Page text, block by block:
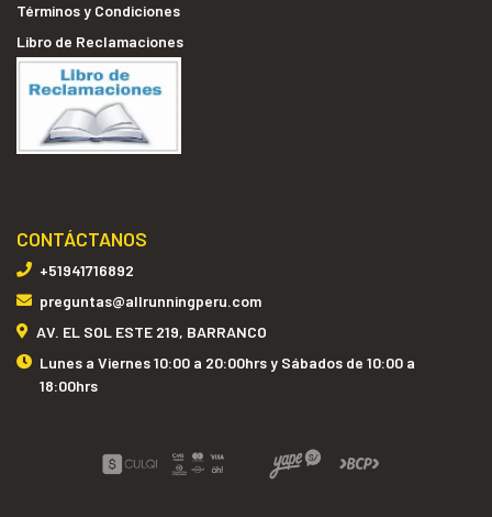
Términos y Condiciones
Libro de Reclamaciones
CONTÁCTANOS
+51941716892
preguntas@allrunningperu.com
AV. EL SOL ESTE 219, BARRANCO
Lunes a Viernes 10:00 a 20:00hrs y Sábados de 10:00 a
18:00hrs